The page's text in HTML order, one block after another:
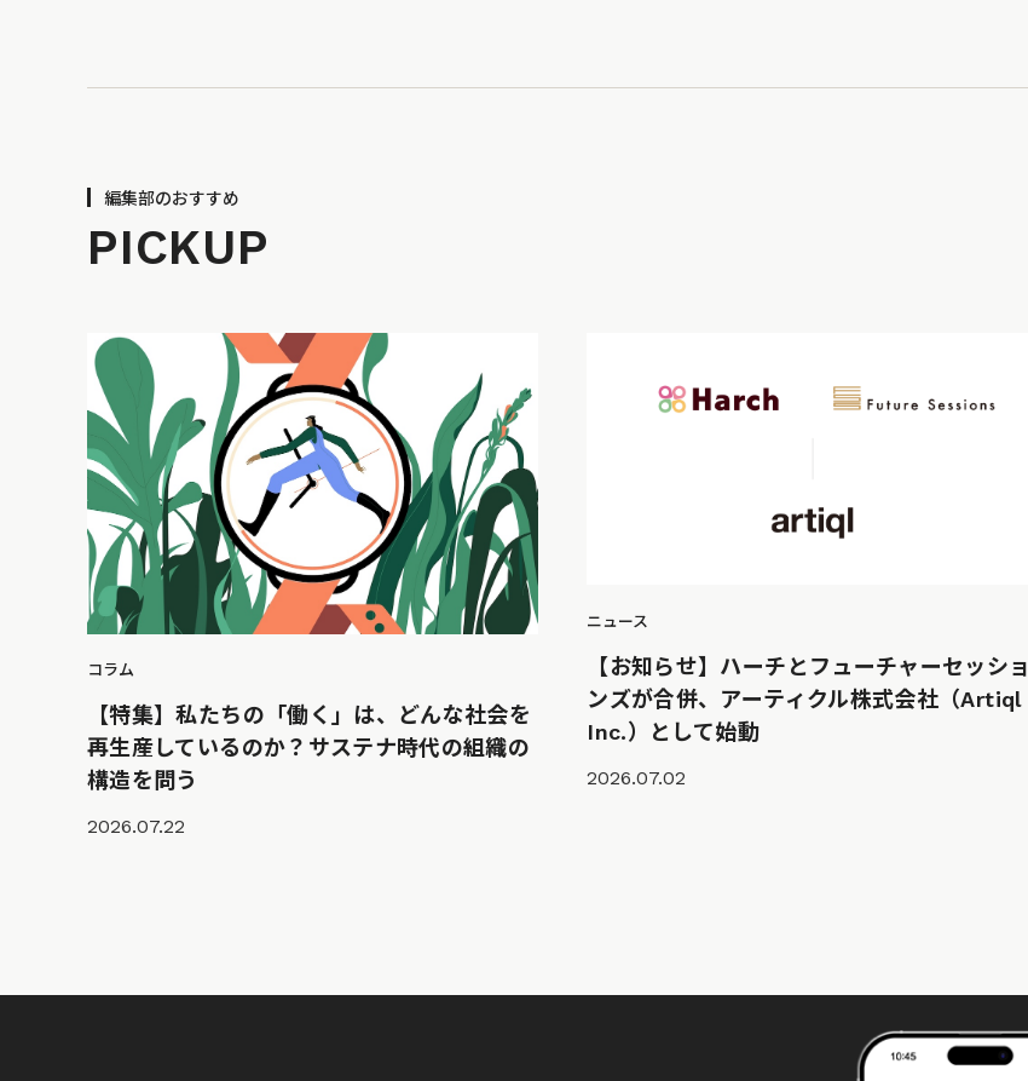
編集部のおすすめ
PICKUP
コラム
【特集】私たちの「働く」は、どんな社会を
再生産しているのか？サステナ時代の組織の
構造を問う
2026.07.22
ニュース
【お知らせ】ハーチとフューチャーセッショ
ンズが合併、アーティクル株式会社（Artiql
Inc.）として始動
2026.07.02